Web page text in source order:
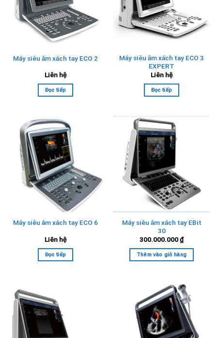
Máy siêu âm xách tay ECO 2
Liên hệ
Đọc tiếp
Máy siêu âm xách tay ECO 3
EXPERT
Liên hệ
Đọc tiếp
Máy siêu âm xách tay ECO 6
Liên hệ
Đọc tiếp
Máy siêu âm xách tay EBit
30
300.000.000₫
Thêm vào giỏ hàng